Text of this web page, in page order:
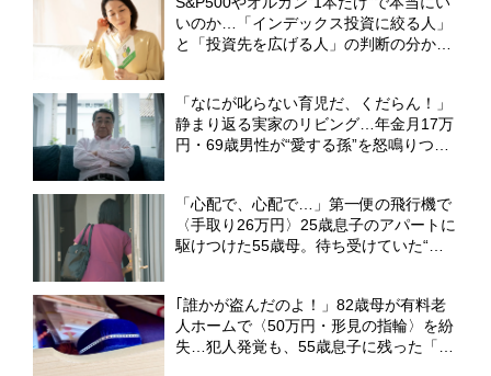
いのか…「インデックス投資に絞る人」
と「投資先を広げる人」の判断の分かれ
「なにが叱らない育児だ、くだらん！」
静まり返る実家のリビング…年金月17万
円・69歳男性が“愛する孫”を怒鳴りつけ
「心配で、心配で…」第一便の飛行機で
〈手取り26万円〉25歳息子のアパートに
駆けつけた55歳母。待ち受けていた“悲
｢誰かが盗んだのよ！」82歳母が有料老
人ホームで〈50万円・形見の指輪〉を紛
失…犯人発覚も、55歳息子に残った「や